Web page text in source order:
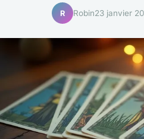
R Robin23 janvier